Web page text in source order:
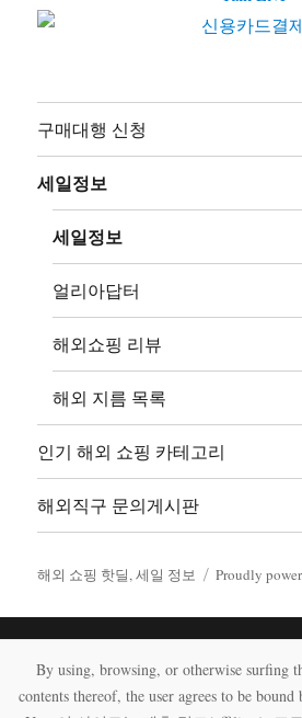
구매대행 신청
세일정보
세일정보
얼리아답터
해외쇼핑 리뷰
해외 지름 목록
인기 해외 쇼핑 카테고리
해외직구 문의게시판
해외 쇼핑 핫딜, 세일 정보 Proudly